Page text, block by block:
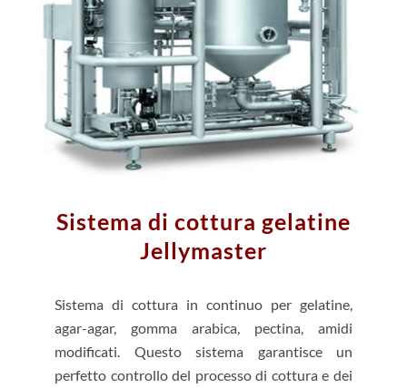
Sistema di cottura gelatine
Jellymaster
Sistema di cottura in continuo per gelatine,
agar-agar, gomma arabica, pectina, amidi
modificati. Questo sistema garantisce un
perfetto controllo del processo di cottura e dei